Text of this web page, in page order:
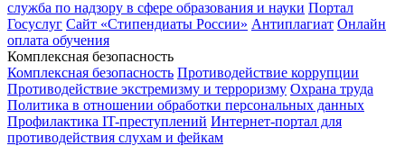
служба по надзору в сфере образования и науки Портал
Госуслуг Сайт «Стипендиаты России» Антиплагиат Онлайн
оплата обучения
Комплексная безопасность
Комплексная безопасность Противодействие коррупции
Противодействие экстремизму и терроризму Охрана труда
Политика в отношении обработки персональных данных
Профилактика IT-преступлений Интернет-портал для
противодействия слухам и фейкам